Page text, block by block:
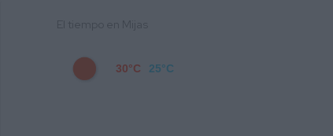
30°C 25°C